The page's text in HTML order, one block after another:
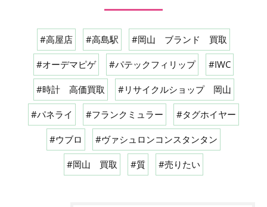
#高屋店 #高島駅 #岡山 ブランド 買取
#オーデマピゲ #パテックフィリップ #IWC
#時計 高価買取 #リサイクルショップ 岡山
#パネライ #フランクミュラー #タグホイヤー
#ウブロ #ヴァシュロンコンスタンタン
#岡山 買取 #質 #売りたい